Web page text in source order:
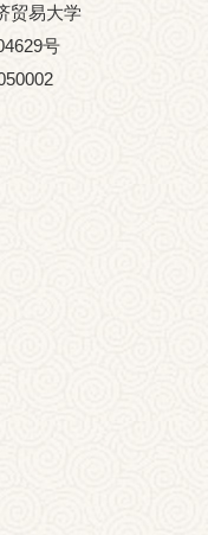
贸易大学
号